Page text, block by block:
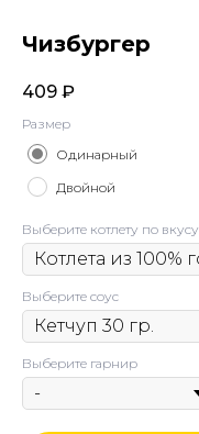
Чизбургер
409 ₽
Размер
Одинарный
Двойной
Выберите котлету по вкусу
Выберите соус
Выберите гарнир